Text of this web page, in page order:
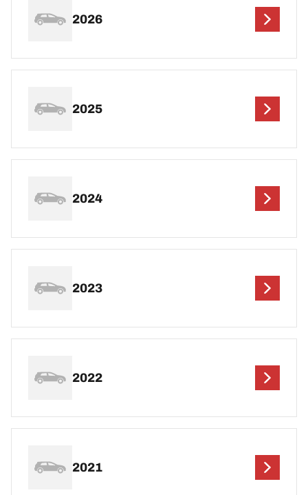
2026
2025
2024
2023
2022
2021